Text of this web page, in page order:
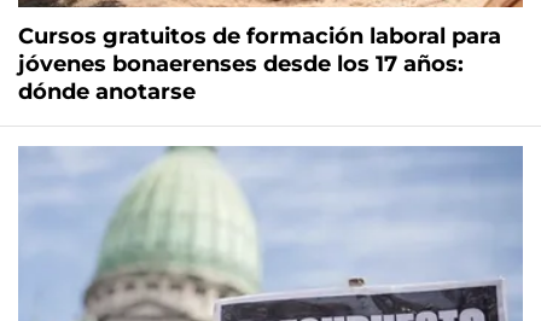
Cursos gratuitos de formación laboral para
jóvenes bonaerenses desde los 17 años:
dónde anotarse